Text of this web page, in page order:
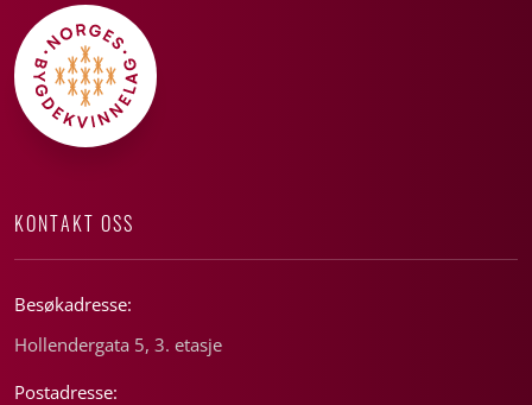
KONTAKT OSS
Besøkadresse:
Hollendergata 5, 3. etasje
Postadresse: